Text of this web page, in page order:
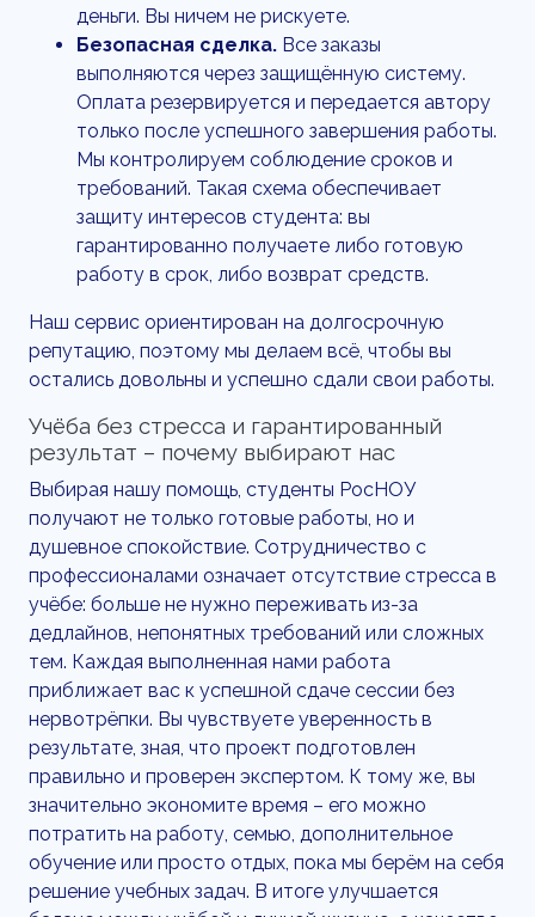
деньги. Вы ничем не рискуете.
Безопасная сделка. Все заказы
выполняются через защищённую систему.
Оплата резервируется и передается автору
только после успешного завершения работы.
Мы контролируем соблюдение сроков и
требований. Такая схема обеспечивает
защиту интересов студента: вы
гарантированно получаете либо готовую
работу в срок, либо возврат средств.
Наш сервис ориентирован на долгосрочную
репутацию, поэтому мы делаем всё, чтобы вы
остались довольны и успешно сдали свои работы.
Учёба без стресса и гарантированный
результат – почему выбирают нас
Выбирая нашу помощь, студенты РосНОУ
получают не только готовые работы, но и
душевное спокойствие. Сотрудничество с
профессионалами означает отсутствие стресса в
учёбе: больше не нужно переживать из-за
дедлайнов, непонятных требований или сложных
тем. Каждая выполненная нами работа
приближает вас к успешной сдаче сессии без
нервотрёпки. Вы чувствуете уверенность в
результате, зная, что проект подготовлен
правильно и проверен экспертом. К тому же, вы
значительно экономите время – его можно
потратить на работу, семью, дополнительное
обучение или просто отдых, пока мы берём на себя
решение учебных задач. В итоге улучшается